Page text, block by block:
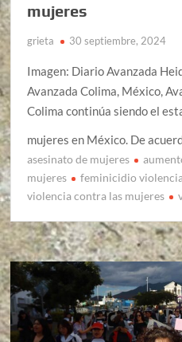
mujeres
grieta 30 septiembre, 2024
Imagen: Diario Avanzada
Avanzada Colima, México,
Colima continúa siendo el
mujeres en México. De
asesinato de mujeres
mujeres
feminicidio
violencia contra las mujeres